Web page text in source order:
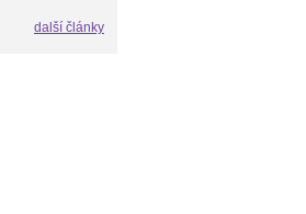
další články